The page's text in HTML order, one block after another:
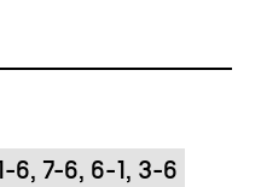
6, 7-6, 6-1, 3-6